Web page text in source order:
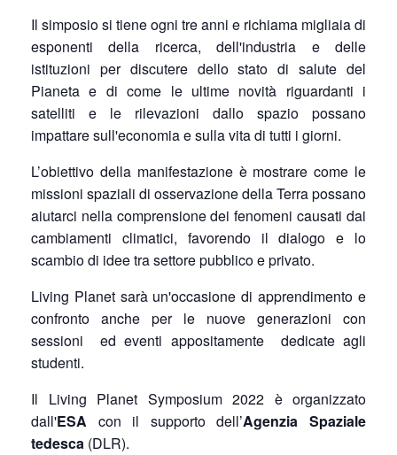
Il simposio si tiene ogni tre anni e richiama migliaia di
esponenti della ricerca, dell'industria e delle
istituzioni per discutere dello stato di salute del
Pianeta e di come le ultime novità riguardanti i
satelliti e le rilevazioni dallo spazio possano
impattare sull'economia e sulla vita di tutti i giorni.
L’obiettivo della manifestazione è mostrare come le
missioni spaziali di osservazione della Terra possano
aiutarci nella comprensione dei fenomeni causati dai
cambiamenti climatici, favorendo il dialogo e lo
scambio di idee tra settore pubblico e privato.
Living Planet sarà un'occasione di apprendimento e
confronto anche per le nuove generazioni con
sessioni
ed eventi appositamente
dedicate agli
studenti.
Il Living Planet Symposium 2022 è organizzato
dall'ESA con il supporto dell’Agenzia Spaziale
tedesca (DLR).